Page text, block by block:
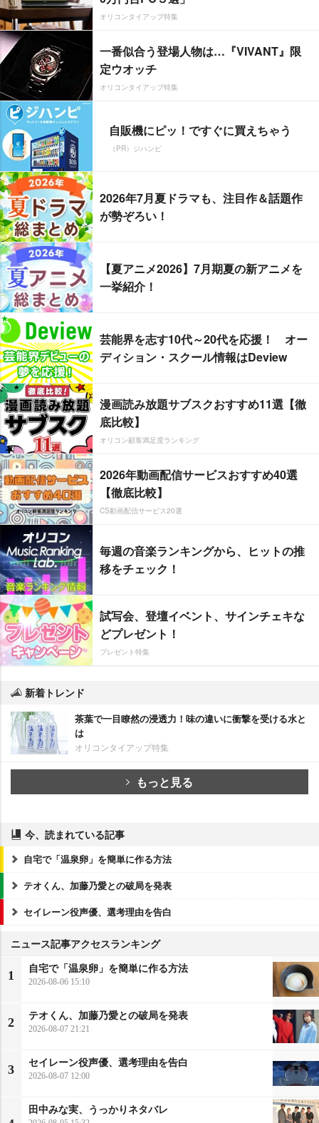
オリコンタイアップ特集
一番似合う登場人物は…『VIVANT』限
定ウオッチ
オリコンタイアップ特集
自販機にピッ！ですぐに買えちゃう
（PR）ジハンピ
2026年7月夏ドラマも、注目作＆話題作
が勢ぞろい！
【夏アニメ2026】7月期夏の新アニメを
一挙紹介！
芸能界を志す10代～20代を応援！ オー
ディション・スクール情報はDeview
漫画読み放題サブスクおすすめ11選【徹
底比較】
オリコン顧客満足度ランキング
2026年動画配信サービスおすすめ40選
【徹底比較】
CS動画配信サービス20選
毎週の音楽ランキングから、ヒットの推
移をチェック！
試写会、登壇イベント、サインチェキな
どプレゼント！
プレゼント特集
新着トレンド
茶葉で一目瞭然の浸透力！味の違いに衝撃を受ける水と
は
オリコンタイアップ特集
もっと見る
今、読まれている記事
自宅で「温泉卵」を簡単に作る方法
テオくん、加藤乃愛との破局を発表
セイレーン役声優、選考理由を告白
ニュース記事アクセスランキング
1
自宅で「温泉卵」を簡単に作る方法
2026-08-06 15:10
2
テオくん、加藤乃愛との破局を発表
2026-08-07 21:21
3
セイレーン役声優、選考理由を告白
2026-08-07 12:00
田中みな実、うっかりネタバレ